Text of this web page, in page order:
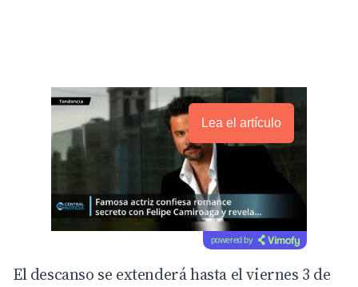
Lea el artículo
powered by
El descanso se extenderá hasta el viernes 3 de